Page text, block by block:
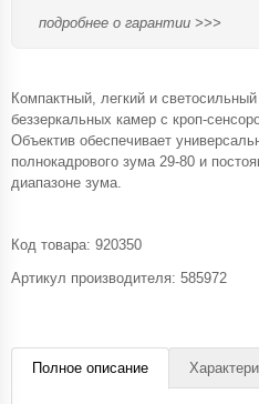
подробнее о гарантии >>>
Компактный, легкий и
беззеркальных камер с кроп-
Объектив обеспечивает
полнокадрового зума 29-80 и
диапазоне зума.
Код товара: 920350
Артикул производителя: 585972
Полное описание